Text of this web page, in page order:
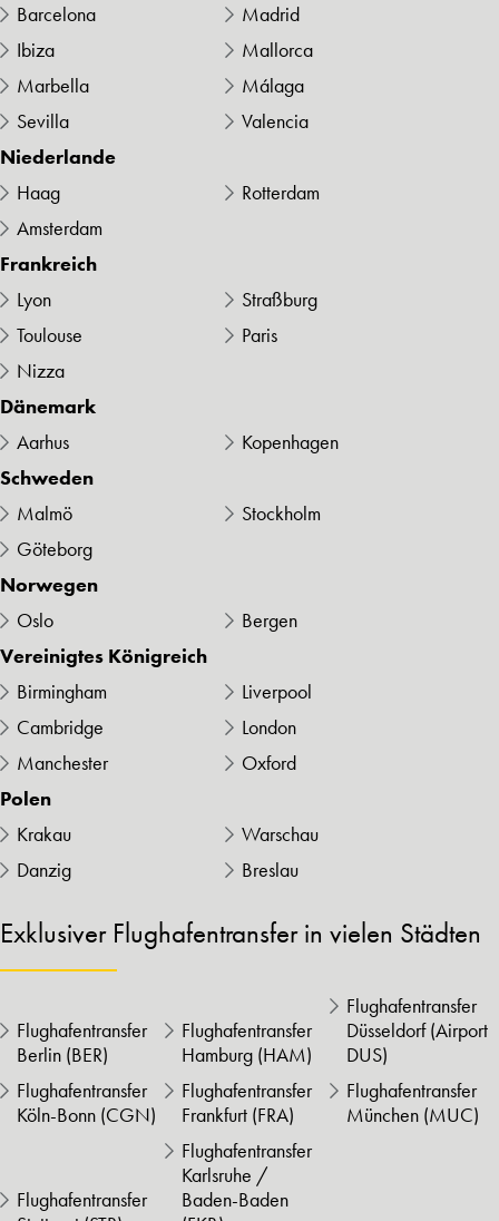
Barcelona
Madrid
Ibiza
Mallorca
Marbella
Málaga
Sevilla
Valencia
Niederlande
Haag
Rotterdam
Amsterdam
Frankreich
Lyon
Straßburg
Toulouse
Paris
Nizza
Dänemark
Aarhus
Kopenhagen
Schweden
Malmö
Stockholm
Göteborg
Norwegen
Oslo
Bergen
Vereinigtes Königreich
Birmingham
Liverpool
Cambridge
London
Manchester
Oxford
Polen
Krakau
Warschau
Danzig
Breslau
Exklusiver Flughafentransfer in vielen Städten
Flughafentransfer
Berlin (BER)
Flughafentransfer
Hamburg (HAM)
Flughafentransfer
Düsseldorf (Airport
DUS)
Flughafentransfer
Köln-Bonn (CGN)
Flughafentransfer
Frankfurt (FRA)
Flughafentransfer
München (MUC)
Flughafentransfer
Flughafentransfer
Karlsruhe /
Baden-Baden